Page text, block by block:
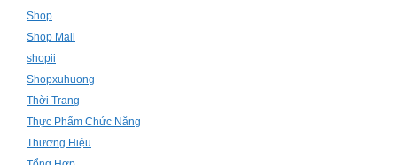
Shop
Shop Mall
shopii
Shopxuhuong
Thời Trang
Thực Phẩm Chức Năng
Thương Hiệu